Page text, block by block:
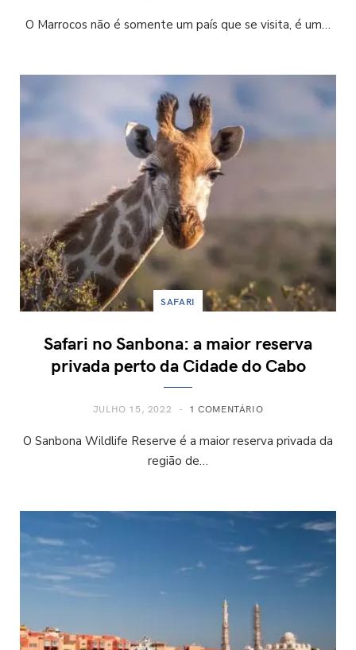
O Marrocos não é somente um país que se visita, é um…
SAFARI
Safari no Sanbona: a maior reserva
privada perto da Cidade do Cabo
JULHO 15, 2022 1 COMENTÁRIO
O Sanbona Wildlife Reserve é a maior reserva privada da
região de…